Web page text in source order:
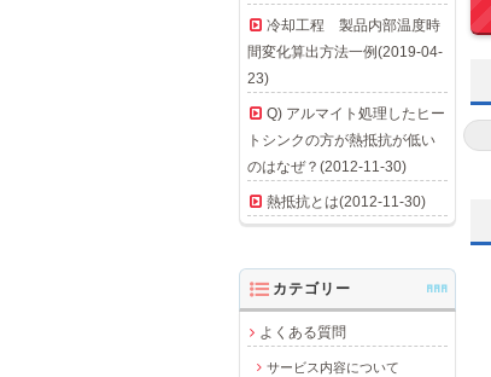
冷却工程 製品内部温度時
間変化算出方法一例(2019-04-
23)
Q) アルマイト処理したヒー
トシンクの方が熱抵抗が低い
のはなぜ？(2012-11-30)
熱抵抗とは(2012-11-30)
カテゴリー AAA
よくある質問
サービス内容について